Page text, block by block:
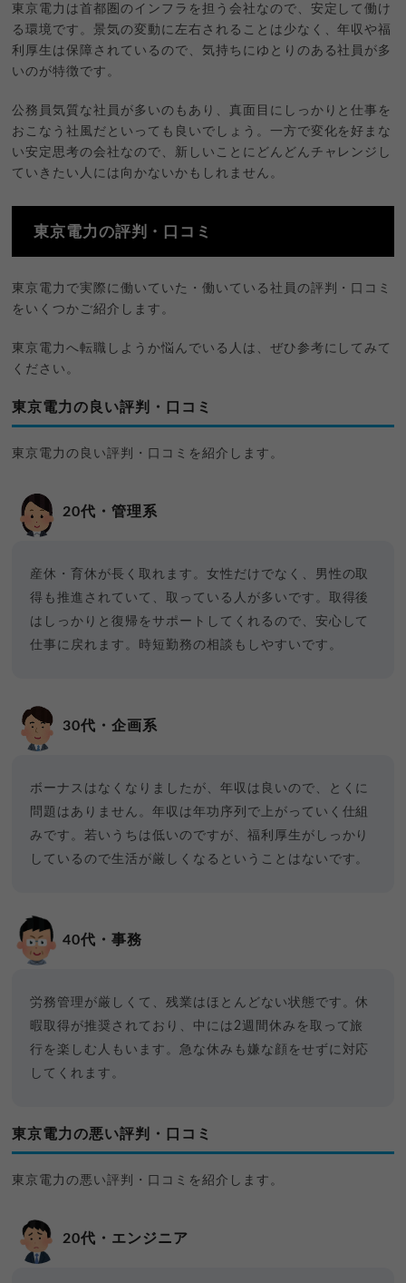
東京電力は首都圏のインフラを担う会社なので、安定して働け
る環境です。景気の変動に左右されることは少なく、年収や福
利厚生は保障されているので、気持ちにゆとりのある社員が多
いのが特徴です。
公務員気質な社員が多いのもあり、真面目にしっかりと仕事を
おこなう社風だといっても良いでしょう。一方で変化を好まな
い安定思考の会社なので、新しいことにどんどんチャレンジし
ていきたい人には向かないかもしれません。
東京電力の評判・口コミ
東京電力で実際に働いていた・働いている社員の評判・口コミ
をいくつかご紹介します。
東京電力へ転職しようか悩んでいる人は、ぜひ参考にしてみて
ください。
東京電力の良い評判・口コミ
東京電力の良い評判・口コミを紹介します。
20代・管理系
産休・育休が長く取れます。女性だけでなく、男性の取
得も推進されていて、取っている人が多いです。取得後
はしっかりと復帰をサポートしてくれるので、安心して
仕事に戻れます。時短勤務の相談もしやすいです。
30代・企画系
ボーナスはなくなりましたが、年収は良いので、とくに
問題はありません。年収は年功序列で上がっていく仕組
みです。若いうちは低いのですが、福利厚生がしっかり
しているので生活が厳しくなるということはないです。
40代・事務
労務管理が厳しくて、残業はほとんどない状態です。休
暇取得が推奨されており、中には2週間休みを取って旅
行を楽しむ人もいます。急な休みも嫌な顔をせずに対応
してくれます。
東京電力の悪い評判・口コミ
東京電力の悪い評判・口コミを紹介します。
20代・エンジニア